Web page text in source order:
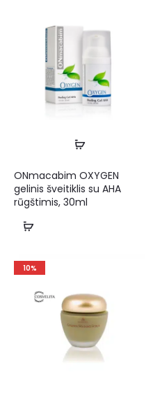
ONmacabim OXYGEN
gelinis šveitiklis su AHA
rūgštimis, 30ml
10%